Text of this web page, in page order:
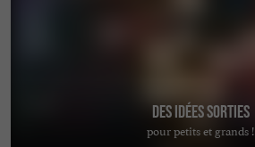
Des idées sorties
pour petits et grands !